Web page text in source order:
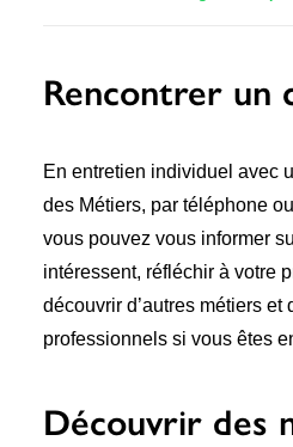
Rencontrer un
En entretien individuel avec
des Métiers, par téléphone
vous pouvez vous informer
intéressent, réfléchir à votre
découvrir d’autres métiers et
professionnels si vous êtes
Découvrir des